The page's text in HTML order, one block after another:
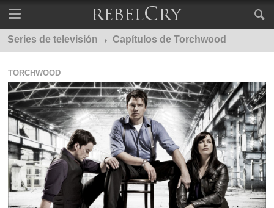
Series de televisión Capítulos de Torchwood
TORCHWOOD